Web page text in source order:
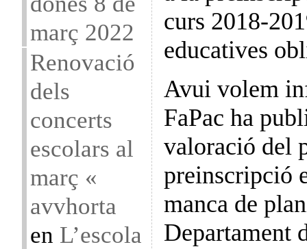
març 2022
Renovació
dels
concerts
escolars al
març «
avvhorta
en L’escola
curs 2018-
educatives
Avui volem
FaPac ha
valoració del
preinscripció
manca de
Departament